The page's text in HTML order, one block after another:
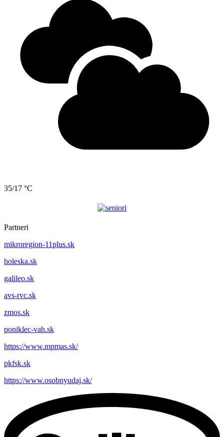
35/17 °C
Partneri
mikroregion-11plus.sk
holeska.sk
galileo.sk
avs-rvc.sk
zmos.sk
poniklec-vah.sk
https://www.mpmas.sk/
pkfsk.sk
https://www.osobnyudaj.sk/